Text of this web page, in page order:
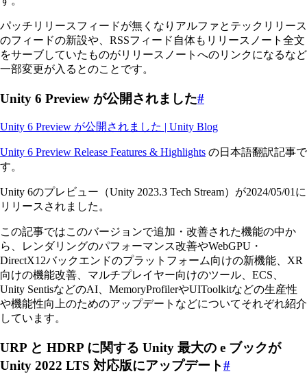
パッチリリースフィードが無くなりアルファとテックリリース
のフィードの新設や、RSSフィード自体もリリースノート全文
をサーブしていたものがリリースノートへのリンクになるなど
一部変更が入るとのことです。
Unity 6 Preview が公開されました#
Unity 6 Preview が公開されました | Unity Blog
Unity 6 Preview Release Features & Highlights の日本語翻訳記事で
す。
Unity 6のプレビュー（Unity 2023.3 Tech Stream）が2024/05/01に
リリースされました。
この記事ではこのバージョンで追加・改善された機能の中か
ら、レンダリングのパフォーマンス改善やWebGPU・
DirectX12バックエンドのプラットフォーム向けの新機能、XR
向けの機能改善、マルチプレイヤー向けのツール、ECS、
Unity SentisなどのAI、MemoryProfilerやUIToolkitなどの生産性
や機能性向上のためのアップデートなどについてそれぞれ紹介
しています。
URP と HDRP に関する Unity 最大の e ブックが
Unity 2022 LTS 対応版にアップデート#